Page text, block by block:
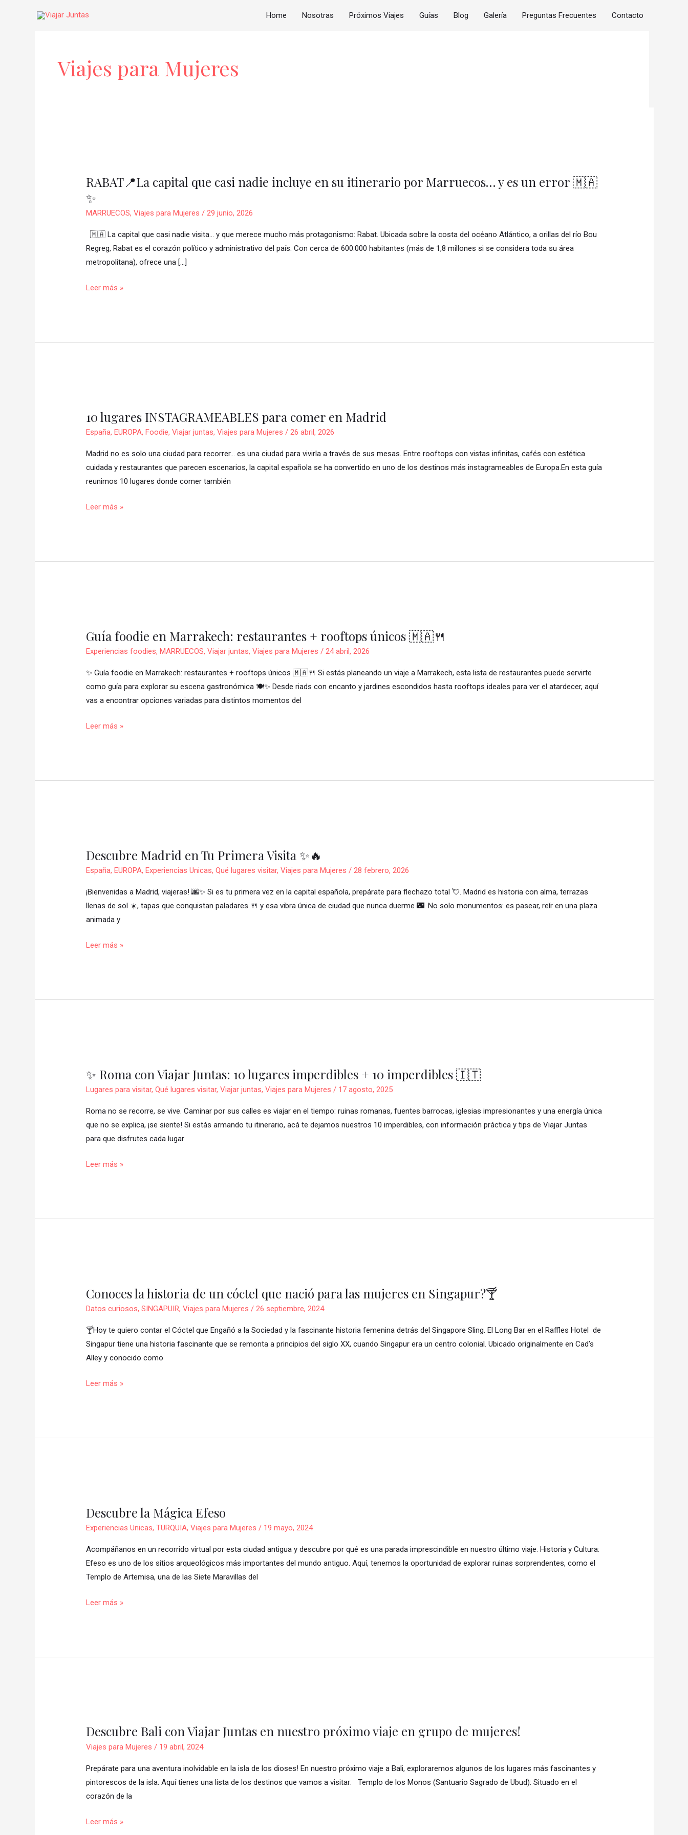
Home Nosotras Próximos Viajes Guías Blog Galería Preguntas Frecuentes Contacto
Viajes para Mujeres
RABAT📍La capital que casi nadie incluye en su itinerario por Marruecos… y es un error 🇲🇦
✨
MARRUECOS, Viajes para Mujeres / 29 junio, 2026
🇲🇦 La capital que casi nadie visita… y que merece mucho más protagonismo: Rabat. Ubicada sobre la costa del océano Atlántico, a orillas del río Bou
Regreg, Rabat es el corazón político y administrativo del país. Con cerca de 600.000 habitantes (más de 1,8 millones si se considera toda su área
metropolitana), ofrece una […]
La
capital
que
nadie
incluye
en
itinerario
Leer más »
10 lugares INSTAGRAMEABLES para comer en Madrid
España, EUROPA, Foodie, Viajar juntas, Viajes para Mujeres / 26 abril, 2026
Madrid no es solo una ciudad para recorrer… es una ciudad para vivirla a través de sus mesas. Entre rooftops con vistas infinitas, cafés con estética
cuidada y restaurantes que parecen escenarios, la capital española se ha convertido en uno de los destinos más instagrameables de Europa.En esta guía
reunimos 10 lugares donde comer también
INSTAGRAMEABLES
para
en
Madrid
Leer más »
Guía foodie en Marrakech: restaurantes + rooftops únicos 🇲🇦🍴
Experiencias foodies, MARRUECOS, Viajar juntas, Viajes para Mujeres / 24 abril, 2026
✨ Guía foodie en Marrakech: restaurantes + rooftops únicos 🇲🇦🍴 Si estás planeando un viaje a Marrakech, esta lista de restaurantes puede servirte
como guía para explorar su escena gastronómica 🍽️✨ Desde riads con encanto y jardines escondidos hasta rooftops ideales para ver el atardecer, aquí
vas a encontrar opciones variadas para distintos momentos del
en
Marrakech:
+
rooftops
únicos
Leer más »
Descubre Madrid en Tu Primera Visita ✨🔥
España, EUROPA, Experiencias Unicas, Qué lugares visitar, Viajes para Mujeres / 28 febrero, 2026
¡Bienvenidas a Madrid, viajeras! 🌆✨ Si es tu primera vez en la capital española, prepárate para flechazo total 💘. Madrid es historia con alma, terrazas
llenas de sol ☀️, tapas que conquistan paladares 🍴 y esa vibra única de ciudad que nunca duerme 🌃. No solo monumentos: es pasear, reír en una plaza
animada y
en
Tu
Visita
✨
🔥
Leer más »
✨ Roma con Viajar Juntas: 10 lugares imperdibles + 10 imperdibles 🇮🇹
Lugares para visitar, Qué lugares visitar, Viajar juntas, Viajes para Mujeres / 17 agosto, 2025
Roma no se recorre, se vive. Caminar por sus calles es viajar en el tiempo: ruinas romanas, fuentes barrocas, iglesias impresionantes y una energía única
que no se explica, ¡se siente! Si estás armando tu itinerario, acá te dejamos nuestros 10 imperdibles, con información práctica y tips de Viajar Juntas
para que disfrutes cada lugar
con
Viajar
10
lugares
imperdibles
Leer más »
Conoces la historia de un cóctel que nació para las mujeres en Singapur?🍸
Datos curiosos, SINGAPUIR, Viajes para Mujeres / 26 septiembre, 2024
🍸Hoy te quiero contar el Cóctel que Engañó a la Sociedad y la fascinante historia femenina detrás del Singapore Sling. El Long Bar en el Raffles Hotel de
Singapur tiene una historia fascinante que se remonta a principios del siglo XX, cuando Singapur era un centro colonial. Ubicado originalmente en Cad’s
Alley y conocido como
historia
de
cóctel
que
nació
Leer más »
Descubre la Mágica Efeso
Experiencias Unicas, TURQUIA, Viajes para Mujeres / 19 mayo, 2024
Acompáñanos en un recorrido virtual por esta ciudad antigua y descubre por qué es una parada imprescindible en nuestro último viaje. Historia y Cultura:
Efeso es uno de los sitios arqueológicos más importantes del mundo antiguo. Aquí, tenemos la oportunidad de explorar ruinas sorprendentes, como el
Templo de Artemisa, una de las Siete Maravillas del
Mágica
Efeso
Leer más »
Descubre Bali con Viajar Juntas en nuestro próximo viaje en grupo de mujeres!
Viajes para Mujeres / 19 abril, 2024
Prepárate para una aventura inolvidable en la isla de los dioses! En nuestro próximo viaje a Bali, exploraremos algunos de los lugares más fascinantes y
pintorescos de la isla. Aquí tienes una lista de los destinos que vamos a visitar: Templo de los Monos (Santuario Sagrado de Ubud): Situado en el
corazón de la
con
Viajar
en
nuestro
próximo
Leer más »
entradas